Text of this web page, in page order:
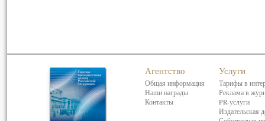
Агентство
Общая информация
Наши награды
Контакты
Услуги
Тарифы в
Реклама в
PR-услуги
Издательская